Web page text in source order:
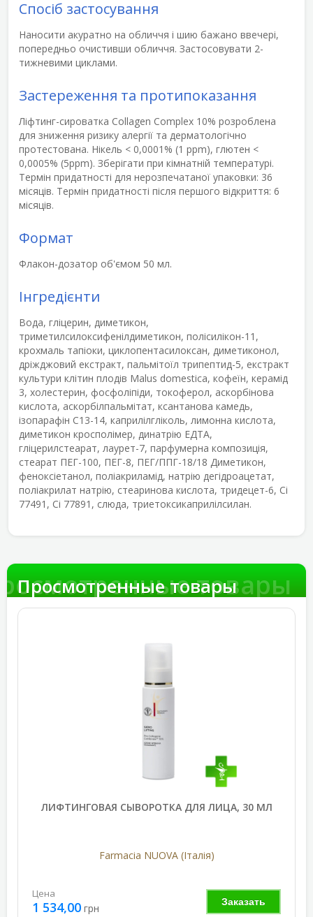
Спосіб застосування
Наносити акуратно на обличчя і шию бажано ввечері,
попередньо очистивши обличчя. Застосовувати 2-
тижневими циклами.
Застереження та протипоказання
Ліфтинг-сироватка Collagen Complex 10% розроблена
для зниження ризику алергії та дерматологічно
протестована. Нікель < 0,0001% (1 ppm), глютен <
0,0005% (5ppm). Зберігати при кімнатній температурі.
Термін придатності для нерозпечатаної упаковки: 36
місяців. Термін придатності після першого відкриття: 6
місяців.
Формат
Флакон-дозатор об'ємом 50 мл.
Інгредієнти
Вода, гліцерин, диметикон,
триметилсилоксифенілдиметикон, полісилікон-11,
крохмаль тапіоки, циклопентасилоксан, диметиконол,
дріжджовий екстракт, пальмітоїл трипептид-5, екстракт
культури клітин плодів Malus domestica, кофеїн, керамід
3, холестерин, фосфоліпіди, токоферол, аскорбінова
кислота, аскорбілпальмітат, ксантанова камедь,
ізопарафін C13-14, каприлілгліколь, лимонна кислота,
диметикон кросполімер, динатрію ЕДТА,
гліцерилстеарат, лаурет-7, парфумерна композиція,
стеарат ПЕГ-100, ПЕГ-8, ПЕГ/ППГ-18/18 Диметикон,
феноксіетанол, поліакриламід, натрію дегідроацетат,
поліакрилат натрію, стеаринова кислота, тридецет-6, Ci
77491, Ci 77891, слюда, триетоксикаприлілсилан.
товары
Просмотренные товары
ЛИФТИНГОВАЯ СЫВОРОТКА ДЛЯ ЛИЦА, 30 МЛ
Farmacia NUOVA (Італія)
Заказать
Цена
1 534,00 грн